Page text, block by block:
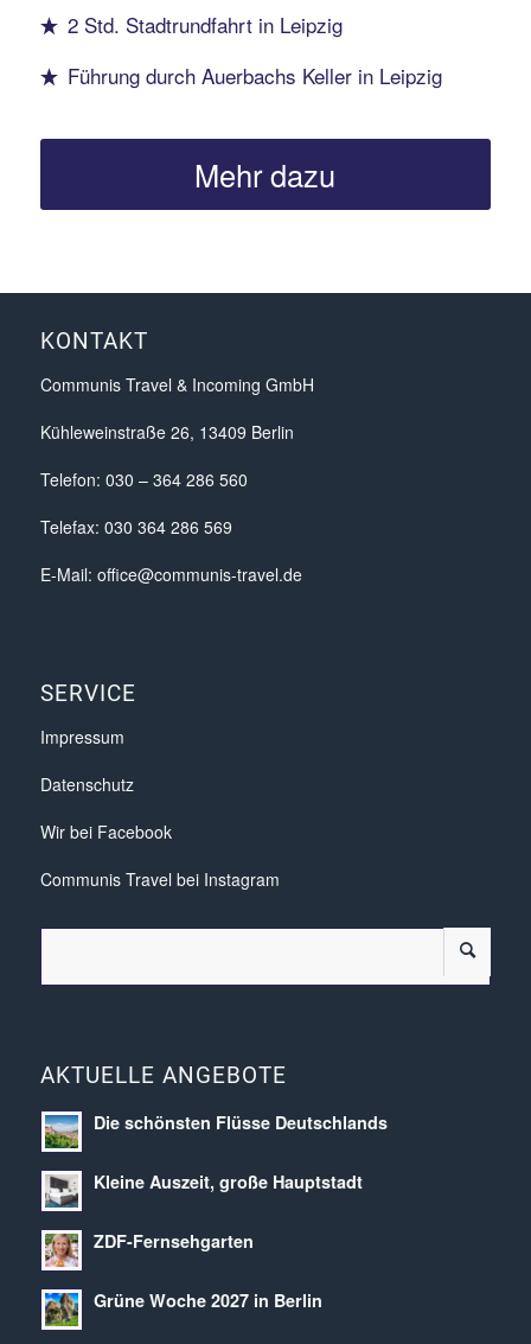
2 Std. Stadtrundfahrt in Leipzig
Führung durch Auerbachs Keller in Leipzig
Mehr dazu
KONTAKT
Communis Travel & Incoming GmbH
Kühleweinstraße 26, 13409 Berlin
Telefon: 030 – 364 286 560
Telefax: 030 364 286 569
E-Mail: office@communis-travel.de
SERVICE
Impressum
Datenschutz
Wir bei Facebook
Communis Travel bei Instagram
AKTUELLE ANGEBOTE
Die schönsten Flüsse Deutschlands
Kleine Auszeit, große Hauptstadt
ZDF-Fernsehgarten
Grüne Woche 2027 in Berlin